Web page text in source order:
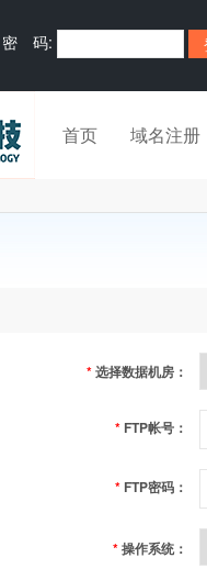
密 码:
首页 域名注册
*选择数据机房：
* FTP帐号：
* FTP密码：
*操作系统：